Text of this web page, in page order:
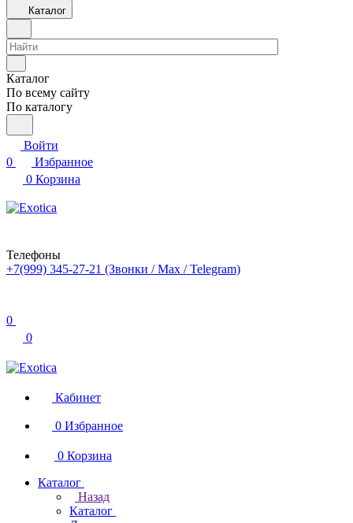
Каталог
Каталог
По всему сайту
По каталогу
Войти
0
Избранное
0 Корзина
Телефоны
+7(999) 345-27-21 (Звонки / Max / Telegram)
0
0
Кабинет
0 Избранное
0 Корзина
Каталог
Назад
Каталог